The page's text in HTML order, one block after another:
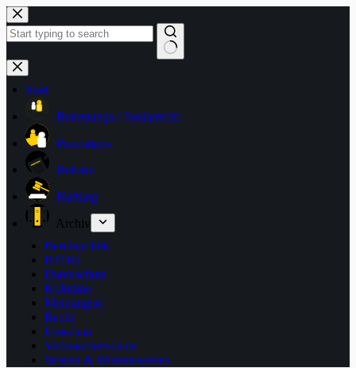
Zum
Inhalt
springen
Keine
Ergebnisse
Start
Betreuungs-/ Sozialrecht
Praxistipps
Reform
Haftung
Archiv
Berufspolitik
BTHG
Datenschutz
Kolumne
Meinungen
Recht
Umschau
Verbraucherschutz
Wissen & Wissenswertes